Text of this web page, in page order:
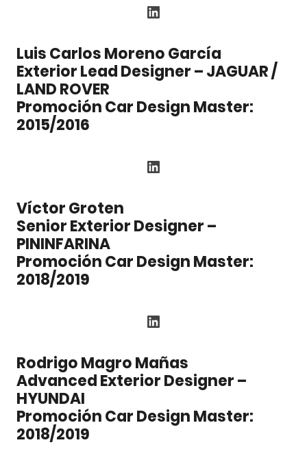
LinkedIn
Luis Carlos Moreno García
Exterior Lead Designer – JAGUAR /
LAND ROVER
Promoción Car Design Master:
2015/2016
LinkedIn
Víctor Groten
Senior Exterior Designer –
PININFARINA
Promoción Car Design Master:
2018/2019
LinkedIn
Rodrigo Magro Mañas
Advanced Exterior Designer –
HYUNDAI
Promoción Car Design Master:
2018/2019